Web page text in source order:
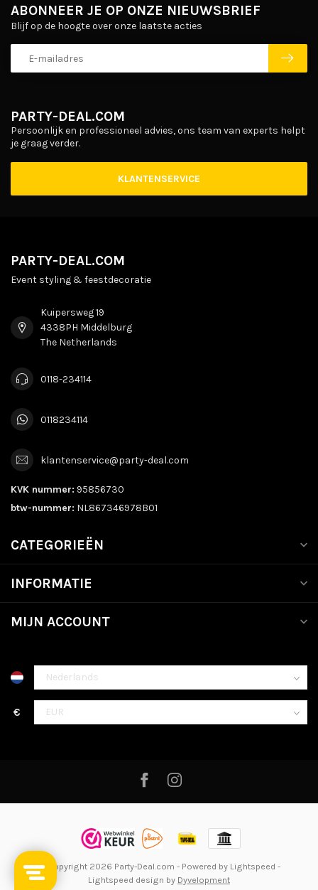
PARTY-DEAL.COM
Persoonlijk en professioneel advies, ons team van experts helpt
je graag verder.
KLANTENSERVICE
ABONNEER JE OP ONZE NIEUWSBRIEF
Blijf op de hoogte over onze laatste acties
PARTY-DEAL.COM
Event styling & feestdecoratie
Kuipersweg 19
4338PH Middelburg
The Netherlands
0118-234114
0118234114
klantenservice@party-deal.com
KVK nummer: 95856730
btw-nummer: NL867346978B01
CATEGORIEËN
INFORMATIE
MIJN ACCOUNT
€
© Copyright 2026 Party-Deal.com - Powered by Lightspeed -
Lightspeed design by Dyvelopment